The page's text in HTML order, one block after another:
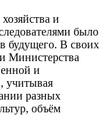
и
было
будущего. В своих
Министерства
и
учитывая
разных
объём